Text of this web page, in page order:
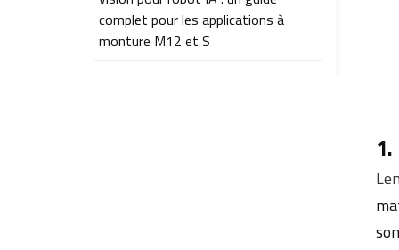
complet pour les applications à
monture M12 et S